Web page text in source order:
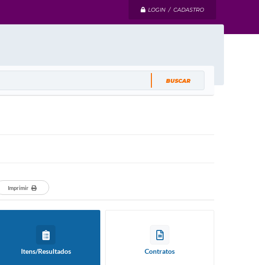
LOGIN / CADASTRO
Imprimir
Itens/Resultados Contratos